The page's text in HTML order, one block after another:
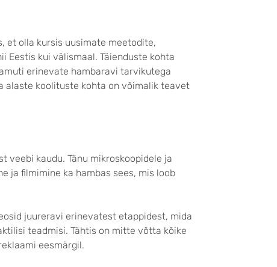
et olla kursis uusimate meetodite,
Eestis kui välismaal. Täienduste kohta
erinevate hambaravi tarvikutega
alaste koolituste kohta on võimalik teavet
veebi kaudu. Tänu mikroskoopidele ja
ja filmimine ka hambas sees, mis loob
juureravi erinevatest etappidest, mida
teadmisi. Tähtis on mitte võtta kõike
eesmärgil.